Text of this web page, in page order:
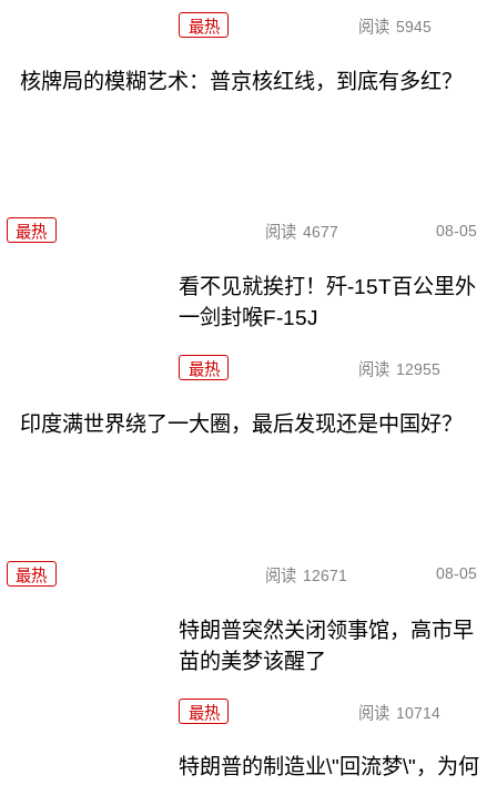
最热 阅读 5945
核牌局的模糊艺术：普京核红线，到底有多红？
最热 阅读 4677 08-05
看不见就挨打！歼-15T百公里外
一剑封喉F-15J
最热 阅读 12955
印度满世界绕了一大圈，最后发现还是中国好？
最热 阅读 12671 08-05
特朗普突然关闭领事馆，高市早
苗的美梦该醒了
最热 阅读 10714
特朗普的制造业\"回流梦\"，为何